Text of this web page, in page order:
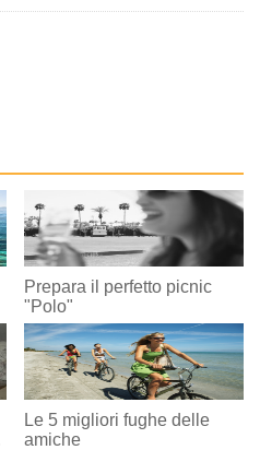
Prepara il perfetto picnic
"Polo"
Le 5 migliori fughe delle
amiche